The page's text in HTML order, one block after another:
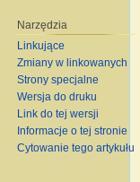
Narzędzia
Linkujące
Zmiany w linkowanych
Strony specjalne
Wersja do druku
Link do tej wersji
Informacje o tej stronie
Cytowanie tego artykułu